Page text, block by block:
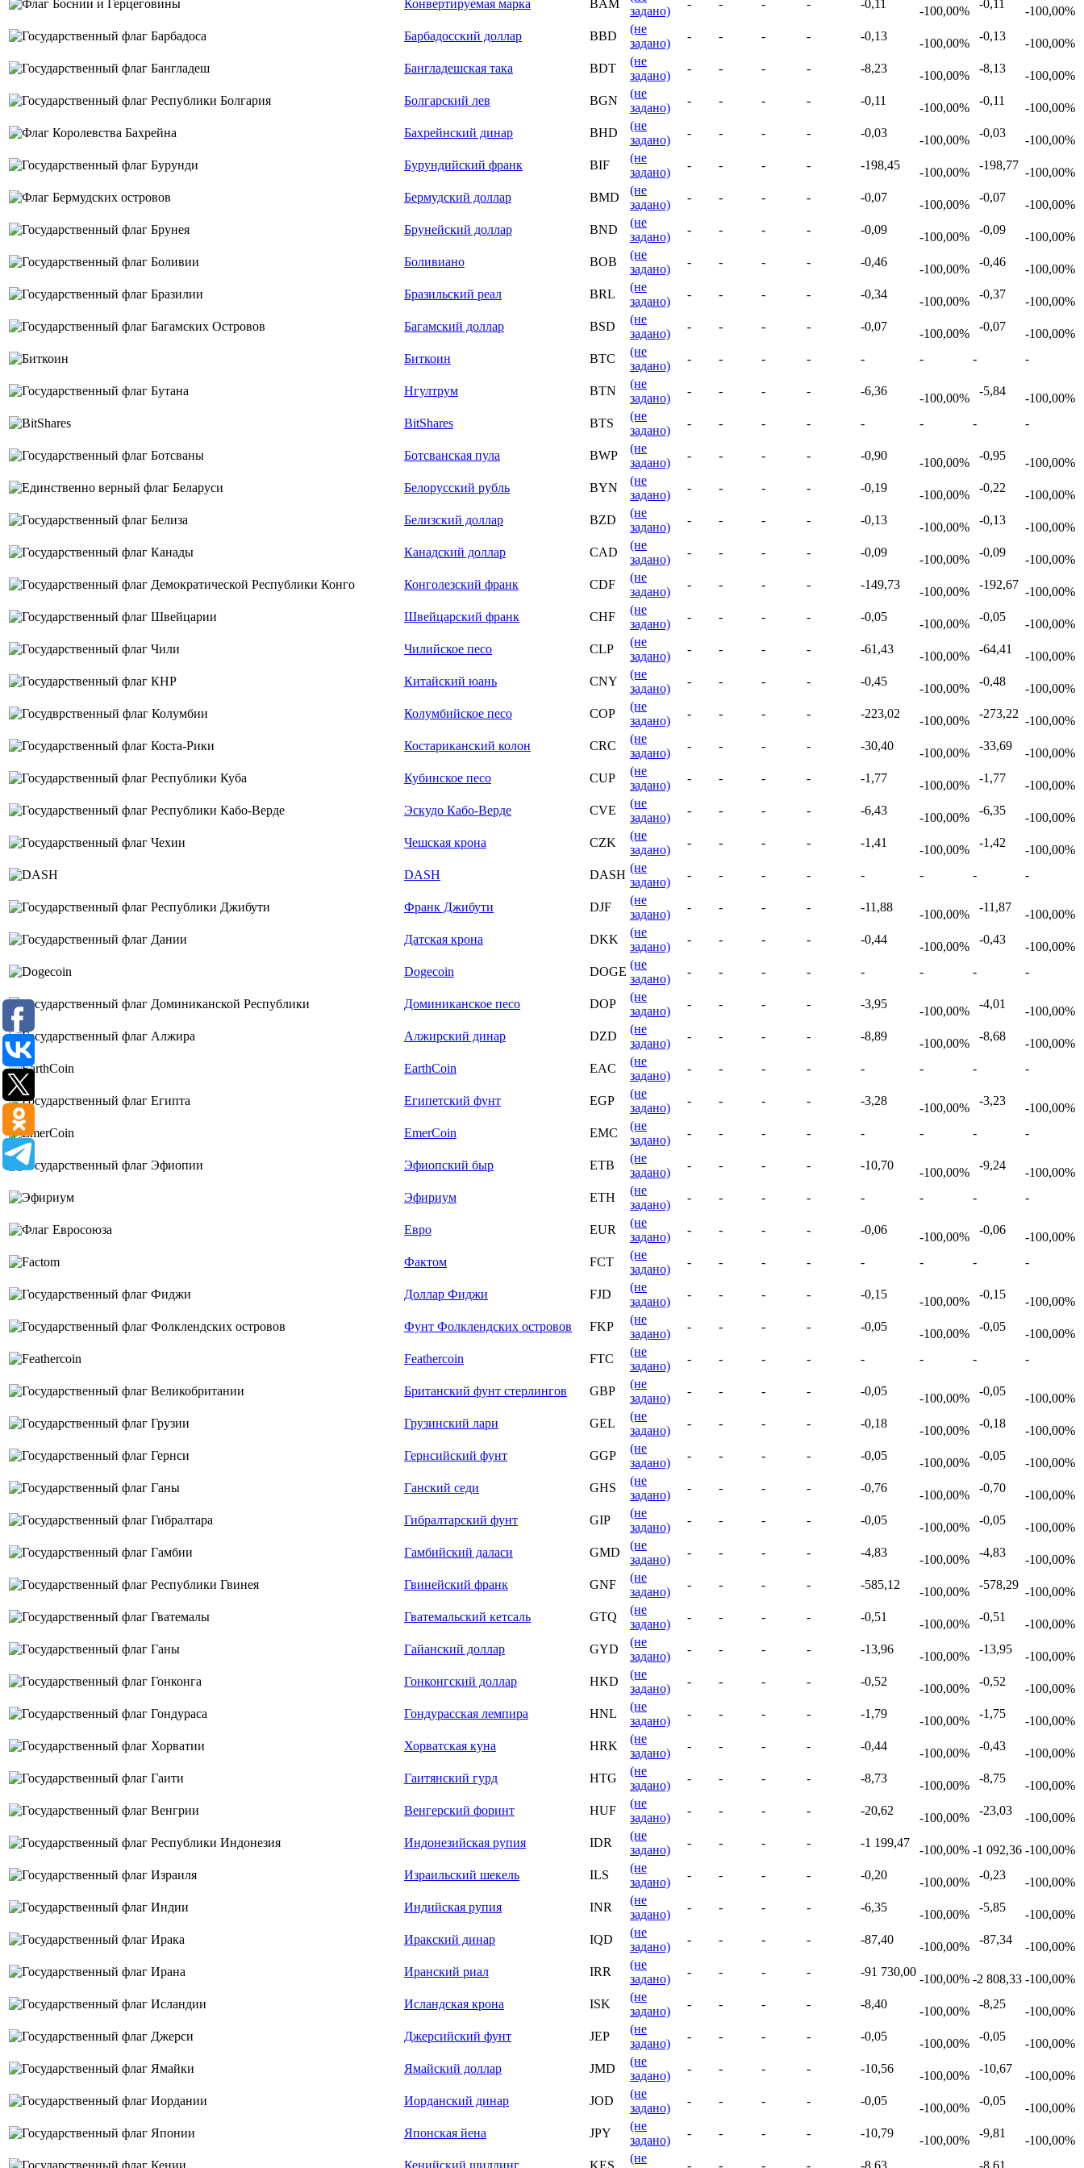
Конвертируемая марка BAM
задано)
- - - - -0,11
-100,00%
-0,11
-100,00%
Барбадосский доллар
BBD
(не
задано)
- - - - -0,13
-100,00%
-0,13
-100,00%
Бангладешская така
BDT
(не
задано)
- - - - -8,23
-100,00%
-8,13
-100,00%
Болгарский лев
BGN
(не
задано)
- - - - -0,11
-100,00%
-0,11
-100,00%
Бахрейнский динар
BHD
(не
задано)
- - - - -0,03
-100,00%
-0,03
-100,00%
Бурундийский франк
BIF
(не
задано)
- - - - -198,45
-100,00%
-198,77
-100,00%
Бермудский доллар
BMD
(не
задано)
- - - - -0,07
-100,00%
-0,07
-100,00%
Брунейский доллар
BND
(не
задано)
- - - - -0,09
-100,00%
-0,09
-100,00%
Боливиано
BOB
(не
задано)
- - - - -0,46
-100,00%
-0,46
-100,00%
Бразильский реал
BRL
(не
задано)
- - - - -0,34
-100,00%
-0,37
-100,00%
Багамский доллар
BSD
(не
задано)
- - - - -0,07
-100,00%
-0,07
-100,00%
Биткоин
BTC
(не
задано)
- - - - - - - -
Нгултрум BTN
(не
задано)
- - - - -6,36
-100,00%
-5,84
-100,00%
BitShares
BTS
(не
задано)
- - - - - - - -
Ботсванская пула BWP
(не
задано)
- - - - -0,90
-100,00%
-0,95
-100,00%
Белорусский рубль
BYN
(не
задано)
- - - - -0,19
-100,00%
-0,22
-100,00%
Белизский доллар
BZD
(не
задано)
- - - - -0,13
-100,00%
-0,13
-100,00%
Канадский доллар
CAD
(не
задано)
- - - - -0,09
-100,00%
-0,09
-100,00%
Конголезский франк
CDF
(не
задано)
- - - - -149,73
-100,00%
-192,67
-100,00%
Швейцарский франк
CHF
(не
задано)
- - - - -0,05
-100,00%
-0,05
-100,00%
Чилийское песо
CLP
(не
задано)
- - - - -61,43
-100,00%
-64,41
-100,00%
Китайский юань
CNY
(не
задано)
- - - - -0,45
-100,00%
-0,48
-100,00%
Колумбийское песо
COP
(не
задано)
- - - - -223,02
-100,00%
-273,22
-100,00%
Костариканский колон
CRC
(не
задано)
- - - - -30,40
-100,00%
-33,69
-100,00%
Кубинское песо
CUP
(не
задано)
- - - - -1,77
-100,00%
-1,77
-100,00%
Эскудо Кабо-Верде
CVE
(не
задано)
- - - - -6,43
-100,00%
-6,35
-100,00%
Чешская крона
CZK
(не
задано)
- - - - -1,41
-100,00%
-1,42
-100,00%
DASH
DASH
(не
задано)
- - - - - - - -
Франк Джибути DJF
(не
задано)
- - - - -11,88
-100,00%
-11,87
-100,00%
Датская крона
DKK
(не
задано)
- - - - -0,44
-100,00%
-0,43
-100,00%
Dogecoin
DOGE
(не
задано)
- - - - - - - -
Доминиканское песо DOP
(не
задано)
- - - - -3,95
-100,00%
-4,01
-100,00%
Алжирский динар
DZD
(не
задано)
- - - - -8,89
-100,00%
-8,68
-100,00%
EarthCoin
EAC
(не
задано)
- - - - - - - -
Египетский фунт EGP
(не
задано)
- - - - -3,28
-100,00%
-3,23
-100,00%
EmerCoin
EMC
(не
задано)
- - - - - - - -
Эфиопский быр ETB
(не
задано)
- - - - -10,70
-100,00%
-9,24
-100,00%
Эфириум
ETH
(не
задано)
- - - - - - - -
Евро EUR
(не
задано)
- - - - -0,06
-100,00%
-0,06
-100,00%
Фактом
FCT
(не
задано)
- - - - - - - -
Доллар Фиджи FJD
(не
задано)
- - - - -0,15
-100,00%
-0,15
-100,00%
Фунт Фолклендских островов
FKP
(не
задано)
- - - - -0,05
-100,00%
-0,05
-100,00%
Feathercoin
FTC
(не
задано)
- - - - - - - -
Британский фунт стерлингов GBP
(не
задано)
- - - - -0,05
-100,00%
-0,05
-100,00%
Грузинский лари
GEL
(не
задано)
- - - - -0,18
-100,00%
-0,18
-100,00%
Гернсийский фунт
GGP
(не
задано)
- - - - -0,05
-100,00%
-0,05
-100,00%
Ганский седи
GHS
(не
задано)
- - - - -0,76
-100,00%
-0,70
-100,00%
Гибралтарский фунт
GIP
(не
задано)
- - - - -0,05
-100,00%
-0,05
-100,00%
Гамбийский даласи
GMD
(не
задано)
- - - - -4,83
-100,00%
-4,83
-100,00%
Гвинейский франк
GNF
(не
задано)
- - - - -585,12
-100,00%
-578,29
-100,00%
Гватемальский кетсаль
GTQ
(не
задано)
- - - - -0,51
-100,00%
-0,51
-100,00%
Гайанский доллар
GYD
(не
задано)
- - - - -13,96
-100,00%
-13,95
-100,00%
Гонконгский доллар
HKD
(не
задано)
- - - - -0,52
-100,00%
-0,52
-100,00%
Гондурасская лемпира
HNL
(не
задано)
- - - - -1,79
-100,00%
-1,75
-100,00%
Хорватская куна
HRK
(не
задано)
- - - - -0,44
-100,00%
-0,43
-100,00%
Гаитянский гурд
HTG
(не
задано)
- - - - -8,73
-100,00%
-8,75
-100,00%
Венгерский форинт
HUF
(не
задано)
- - - - -20,62
-100,00%
-23,03
-100,00%
Индонезийская рупия
IDR
(не
задано)
- - - - -1 199,47
-100,00% -1 092,36 -100,00%
Израильский шекель
ILS
(не
задано)
- - - - -0,20
-100,00%
-0,23
-100,00%
Индийская рупия
INR
(не
задано)
- - - - -6,35
-100,00%
-5,85
-100,00%
Иракский динар
IQD
(не
задано)
- - - - -87,40
-100,00%
-87,34
-100,00%
Иранский риал
IRR
(не
задано)
- - - - -91 730,00
-100,00% -2 808,33 -100,00%
Исландская крона
ISK
(не
задано)
- - - - -8,40
-100,00%
-8,25
-100,00%
Джерсийский фунт
JEP
(не
задано)
- - - - -0,05
-100,00%
-0,05
-100,00%
Ямайский доллар
JMD
(не
задано)
- - - - -10,56
-100,00%
-10,67
-100,00%
Иорданский динар
JOD
(не
задано)
- - - - -0,05
-100,00%
-0,05
-100,00%
Японская йена
JPY
(не
задано)
- - - - -10,79
-100,00%
-9,81
-100,00%
Кенийский шиллинг
KES
(не
- - - - -8,63 -8,61